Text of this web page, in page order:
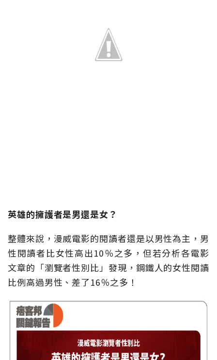
英雄的擁護者是男還是女？
整體來說，漫威電影的閱讀者還是以男性為主，男
性閱讀者比女性高出10％之多，但若分析各電影
文章的「瀏覽者性別比」發現，鋼鐵人的女性閱讀
比例高過男性、差了16％之多！